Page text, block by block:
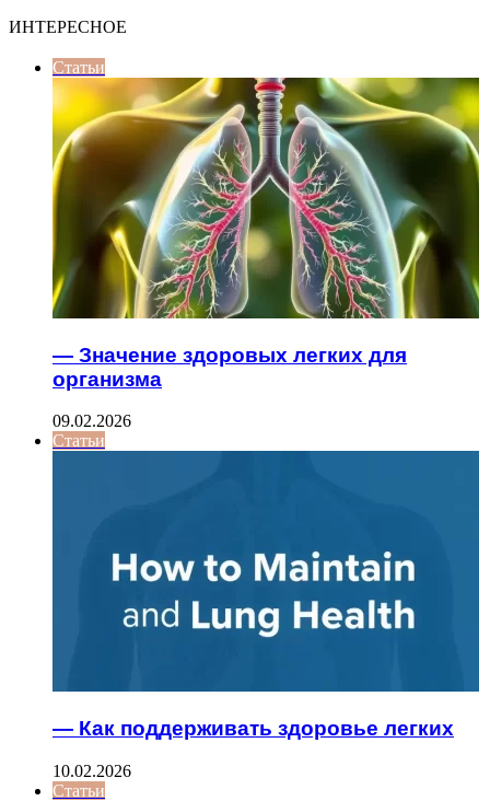
ИНТЕРЕСНОЕ
Статьи
— Значение здоровых легких для
организма
09.02.2026
Статьи
— Как поддерживать здоровье легких
10.02.2026
Статьи